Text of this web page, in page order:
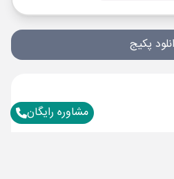
پکیج
مشاوره رایگان